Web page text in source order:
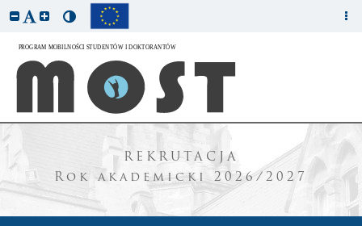
REKRUTACJA
Rok akademicki 2026/2027